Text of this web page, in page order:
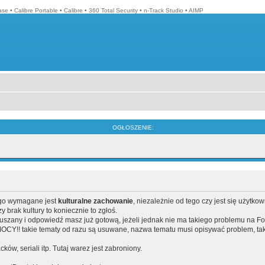
• Calibre Portable • Calibre • 360 Total Security • n-Track Studio • AIMP
OGŁOSZENIE:
wymagane jest kulturalne zachowanie, niezależnie od tego czy jest się
brak kultury to koniecznie to zgłoś.
i odpowiedź masz już gotową, jeżeli jednak nie ma takiego problemu na
takie tematy od razu są usuwane, nazwa tematu musi opisywać problem,
seriali itp. Tutaj warez jest zabroniony.